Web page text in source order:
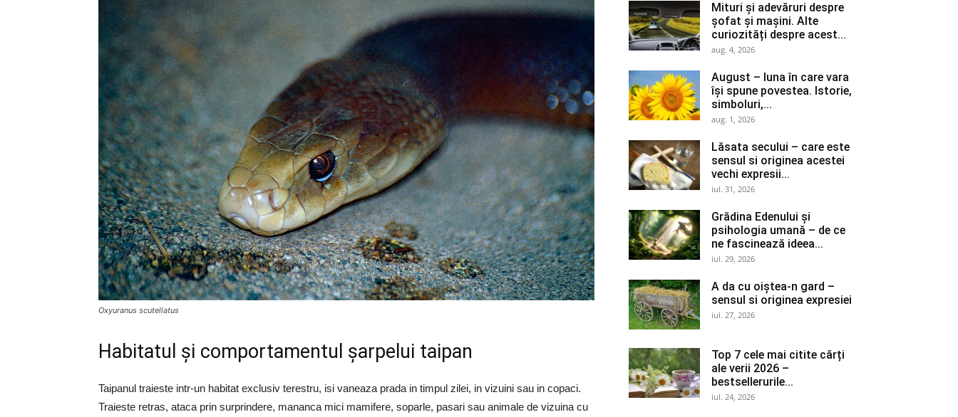
Oxyuranus scutellatus
Habitatul și comportamentul șarpelui taipan
Taipanul traieste intr-un habitat exclusiv terestru, isi vaneaza prada in timpul zilei, in vizuini sau in copaci.
Traieste retras, ataca prin surprindere, mananca mici mamifere, soparle, pasari sau animale de vizuina cu
Mituri și adevăruri despre
șofat și mașini. Alte
curiozități despre acest...
aug. 4, 2026
August – luna în care vara
își spune povestea. Istorie,
simboluri,...
aug. 1, 2026
Lăsata secului – care este
sensul si originea acestei
vechi expresii...
iul. 31, 2026
Grădina Edenului și
psihologia umană – de ce
ne fascinează ideea...
iul. 29, 2026
A da cu oiștea-n gard –
sensul si originea expresiei
iul. 27, 2026
Top 7 cele mai citite cărți
ale verii 2026 –
bestsellerurile...
iul. 24, 2026